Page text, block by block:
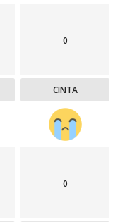
0
CINTA
0